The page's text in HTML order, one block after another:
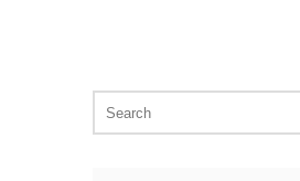
for: